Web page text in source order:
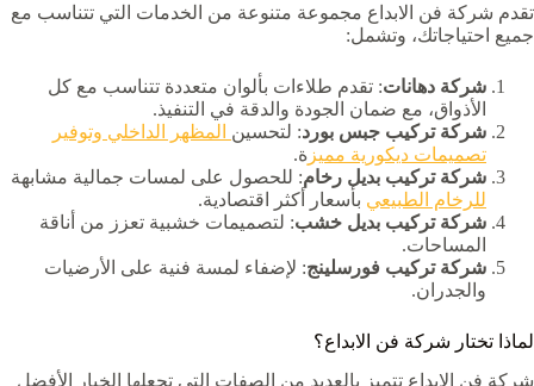
تقدم شركة فن الابداع مجموعة متنوعة من الخدمات التي تتناسب مع
جميع احتياجاتك، وتشمل:
شركة دهانات: تقدم طلاءات بألوان متعددة تتناسب مع كل
الأذواق، مع ضمان الجودة والدقة في التنفيذ.
شركة تركيب جبس بورد: لتحسين المظهر الداخلي وتوفير
تصميمات ديكورية مميز ة.
شركة تركيب بديل رخام: للحصول على لمسات جمالية مشابهة
للرخام الطبيعي بأسعار أكثر اقتصادية.
شركة تركيب بديل خشب: لتصميمات خشبية تعزز من أناقة
المساحات.
شركة تركيب فورسلينج: لإضفاء لمسة فنية على الأرضيات
والجدران.
لماذا تختار شركة فن الابداع؟
شركة فن الابداع تتميز بالعديد من الصفات التي تجعلها الخيار الأفضل